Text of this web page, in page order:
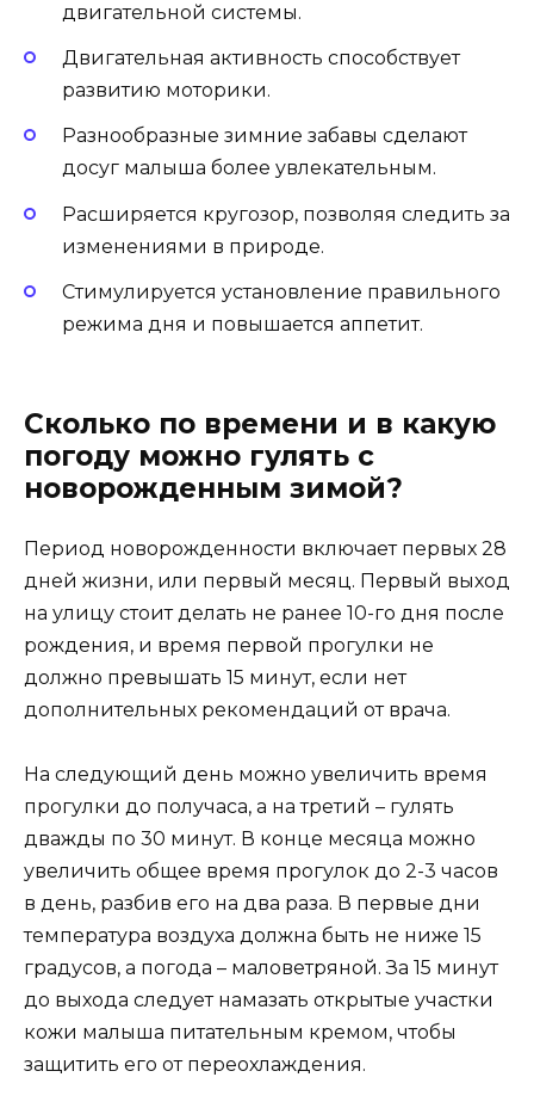
двигательной системы.
Двигательная активность способствует
развитию моторики.
Разнообразные зимние забавы сделают
досуг малыша более увлекательным.
Расширяется кругозор, позволяя следить за
изменениями в природе.
Стимулируется установление правильного
режима дня и повышается аппетит.
Сколько по времени и в какую
погоду можно гулять с
новорожденным зимой?
Период новорожденности включает первых 28
дней жизни, или первый месяц. Первый выход
на улицу стоит делать не ранее 10-го дня после
рождения, и время первой прогулки не
должно превышать 15 минут, если нет
дополнительных рекомендаций от врача.
На следующий день можно увеличить время
прогулки до получаса, а на третий – гулять
дважды по 30 минут. В конце месяца можно
увеличить общее время прогулок до 2-3 часов
в день, разбив его на два раза. В первые дни
температура воздуха должна быть не ниже 15
градусов, а погода – маловетряной. За 15 минут
до выхода следует намазать открытые участки
кожи малыша питательным кремом, чтобы
защитить его от переохлаждения.